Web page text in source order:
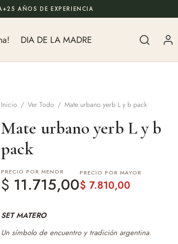
DIA DE LA MADRE
Inicio / Ver Todo / Mate urbano yerb L y b pack
Mate urbano yerb L y b
pack
PRECIO POR MENOR
$ 11.715,00
PRECIO POR MAYOR
$ 7.810,00
SET MATERO
Un símbolo de encuentro y tradición argentina.
+25 AÑOS DE EXPERIENCIA